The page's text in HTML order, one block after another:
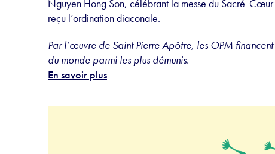
Nguyen Hong Son, célébrant la messe du Sacré-Cœur
reçu l’ordination diaconale.
Par l’œuvre de Saint Pierre Apôtre, les OPM
du monde parmi les plus démunis.
En savoir plus